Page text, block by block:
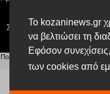
Το kozaninews.gr
να βελτιώσει τη
Εφόσον
των cookies από
Παναγιώτης Φιλίππου,
Σύνταξης: Μπαλαμπάνη
Πολιτική απορρήτου Αίτηση